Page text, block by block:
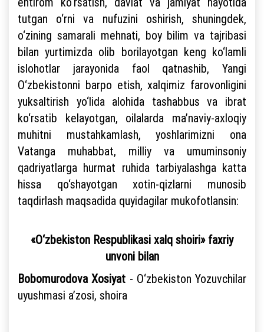
tutgan o‘rni va nufuzini oshirish, shuningdek,
o‘zining samarali mehnati, boy bilim va tajribasi
bilan yurtimizda olib borilayotgan keng ko‘lamli
islohotlar jarayonida faol qatnashib, Yangi
O‘zbekistonni barpo etish, xalqimiz farovonligini
yuksaltirish yo‘lida alohida tashabbus va ibrat
ko‘rsatib kelayotgan, oilalarda ma’naviy-axloqiy
muhitni mustahkamlash, yoshlarimizni ona
Vatanga muhabbat, milliy va umuminsoniy
qadriyatlarga hurmat ruhida tarbiyalashga katta
hissa qo‘shayotgan xotin-qizlarni munosib
taqdirlash maqsadida quyidagilar mukofotlansin:
«O‘zbekiston Respublikasi xalq shoiri» faxriy
unvoni bilan
Bobomurodova Xosiyat - O‘zbekiston Yozuvchilar
uyushmasi a’zosi, shoira